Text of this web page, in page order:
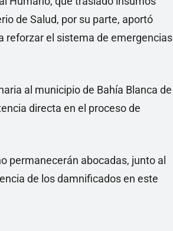
de Salud, por su parte, aportó
reforzar el sistema de emergencias
al municipio de Bahía Blanca de
directa en el proceso de
permanecerán abocadas, junto al
de los damnificados en este